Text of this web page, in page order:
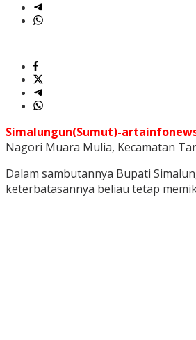
Simalungun(Sumut)-
Nagori Muara Mulia, Kecamatan
Dalam sambutannya Bupati
keterbatasannya beliau tetap